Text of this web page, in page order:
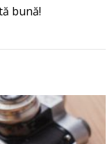
bună!